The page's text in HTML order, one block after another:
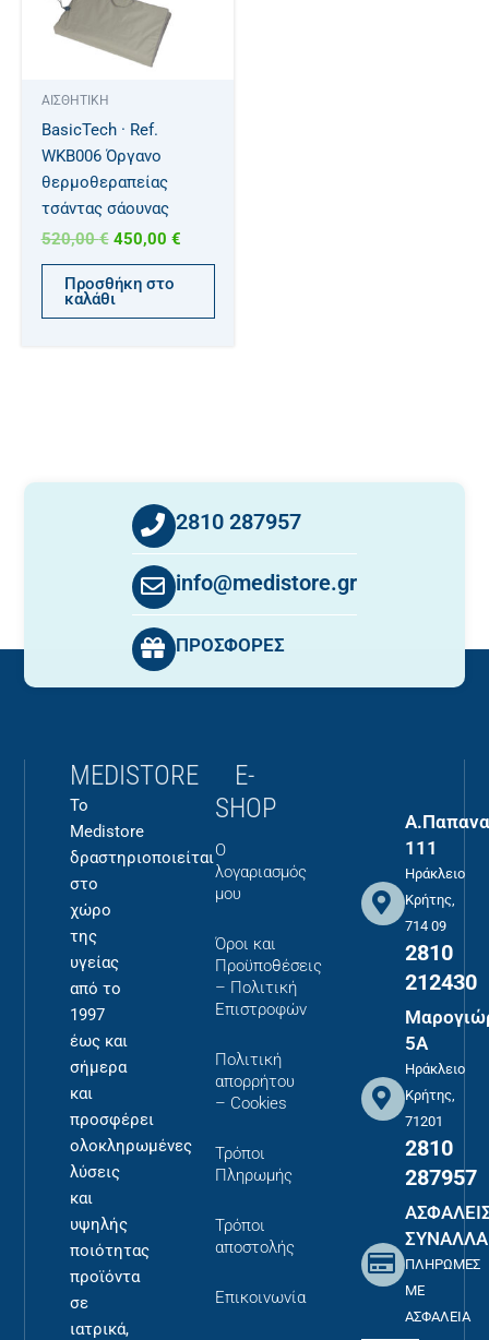
ΑΙΣΘΗΤΙΚΗ
BasicTech · Ref.
WKB006 Όργανο
θερμοθεραπείας
τσάντας σάουνας
520,00€ 450,00 €
Προσθήκη στο
καλάθι
2810 287957
info@medistore.gr
ΠΡΟΣΦΟΡΕΣ
MEDISTORE
Το
Medistore
δραστηριοποιείται
στο
χώρο
της
υγείας
από το
1997
έως και
σήμερα
και
προσφέρει
ολοκληρωμένες
λύσεις
και
υψηλής
ποιότητας
προϊόντα
σε
ιατρικά,
E-
SHOP
Ο
λογαριασμός
μου
Όροι και
Προϋποθέσεις
– Πολιτική
Επιστροφών
Πολιτική
απορρήτου
– Cookies
Τρόποι
Πληρωμής
Τρόποι
αποστολής
Επικοινωνία
111
Ηράκλειο
Κρήτης,
714 09
2810
212430
5Α
Ηράκλειο
Κρήτης,
71201
2810
287957
ΠΛΗΡΩΜΕΣ
ΜΕ
ΑΣΦΑΛΕΙΑ